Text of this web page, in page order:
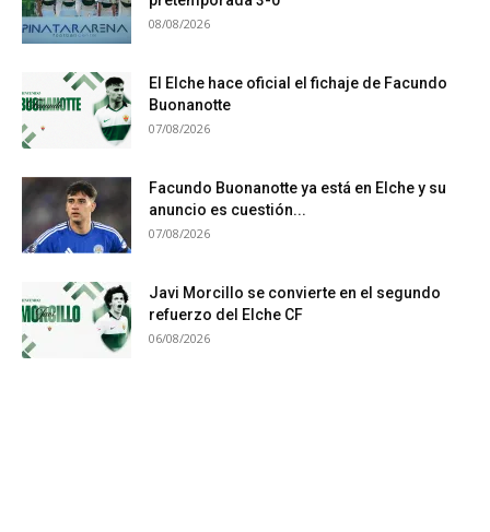
08/08/2026
El Elche hace oficial el fichaje de Facundo
Buonanotte
07/08/2026
Facundo Buonanotte ya está en Elche y su
anuncio es cuestión...
07/08/2026
Javi Morcillo se convierte en el segundo
refuerzo del Elche CF
06/08/2026